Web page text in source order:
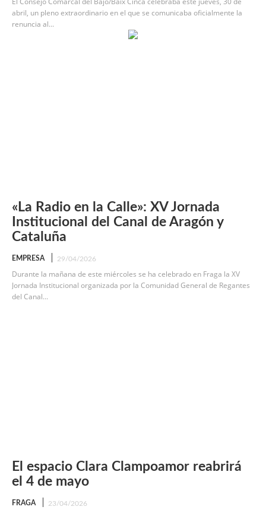
abril, un pleno extraordinario en el que se comunicaba oficialmente la
renuncia al...
«La Radio en la Calle»: XV Jornada
Institucional del Canal de Aragón y
Cataluña
EMPRESA 29/04/2026
Durante la mañana de este miércoles se ha celebrado en Fraga la XV
Jornada Institucional organizada por la Comunidad General de Regantes
del Canal...
El espacio Clara Clampoamor reabrirá
el 4 de mayo
FRAGA 23/04/2026